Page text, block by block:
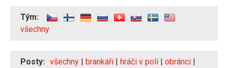
Tým:
všechny
Posty: všechny | brankáři | hráči v poli | obránci |